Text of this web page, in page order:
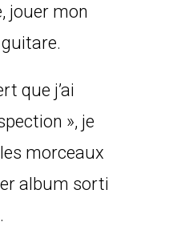
jouer mon
que j’ai
», je
morceaux
album sorti